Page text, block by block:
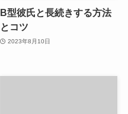
B型彼氏と長続きする方法
とコツ
2023年8月10日